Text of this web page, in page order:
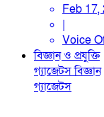
Feb 17,
|
Voice
বিজ্ঞান ও প্রযুক্তি
গ্যাজেটসবিজ্ঞান
গ্যাজেটস